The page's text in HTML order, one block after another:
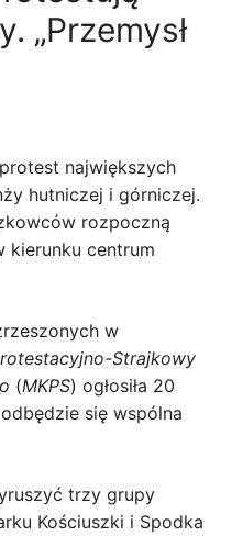
„Przemysł
największych
hutniczej i górniczej.
rozpoczną
kierunku centrum
w
Strajkowy
(MKPS) ogłosiła 20
się wspólna
trzy grupy
Kościuszki i Spodka